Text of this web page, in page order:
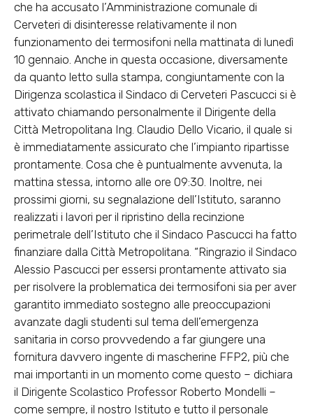
che ha accusato l’Amministrazione comunale di
Cerveteri di disinteresse relativamente il non
funzionamento dei termosifoni nella mattinata di lunedì
10 gennaio. Anche in questa occasione, diversamente
da quanto letto sulla stampa, congiuntamente con la
Dirigenza scolastica il Sindaco di Cerveteri Pascucci si è
attivato chiamando personalmente il Dirigente della
Città Metropolitana Ing. Claudio Dello Vicario, il quale si
è immediatamente assicurato che l’impianto ripartisse
prontamente. Cosa che è puntualmente avvenuta, la
mattina stessa, intorno alle ore 09:30. Inoltre, nei
prossimi giorni, su segnalazione dell’Istituto, saranno
realizzati i lavori per il ripristino della recinzione
perimetrale dell’Istituto che il Sindaco Pascucci ha fatto
finanziare dalla Città Metropolitana. “Ringrazio il Sindaco
Alessio Pascucci per essersi prontamente attivato sia
per risolvere la problematica dei termosifoni sia per aver
garantito immediato sostegno alle preoccupazioni
avanzate dagli studenti sul tema dell’emergenza
sanitaria in corso provvedendo a far giungere una
fornitura davvero ingente di mascherine FFP2, più che
mai importanti in un momento come questo – dichiara
il Dirigente Scolastico Professor Roberto Mondelli –
come sempre, il nostro Istituto e tutto il personale